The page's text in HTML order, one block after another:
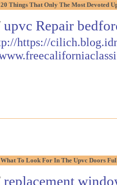
20 Things That Only The Most Devoted
upvc Repair
https://
What To Look For In The Upvc Doors
replacement